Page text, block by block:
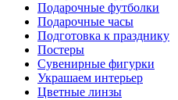
Подарочные футболки
Подарочные часы
Подготовка к празднику
Постеры
Сувенирные фигурки
Украшаем интерьер
Цветные линзы